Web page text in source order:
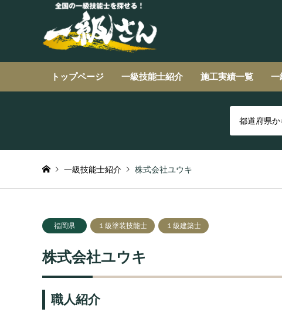
トップページ 一級技能士紹介 施工実績一覧 一
都道府県か
一級技能士紹介 株式会社ユウキ
福岡県 １級塗装技能士 １級建築士
株式会社ユウキ
職人紹介